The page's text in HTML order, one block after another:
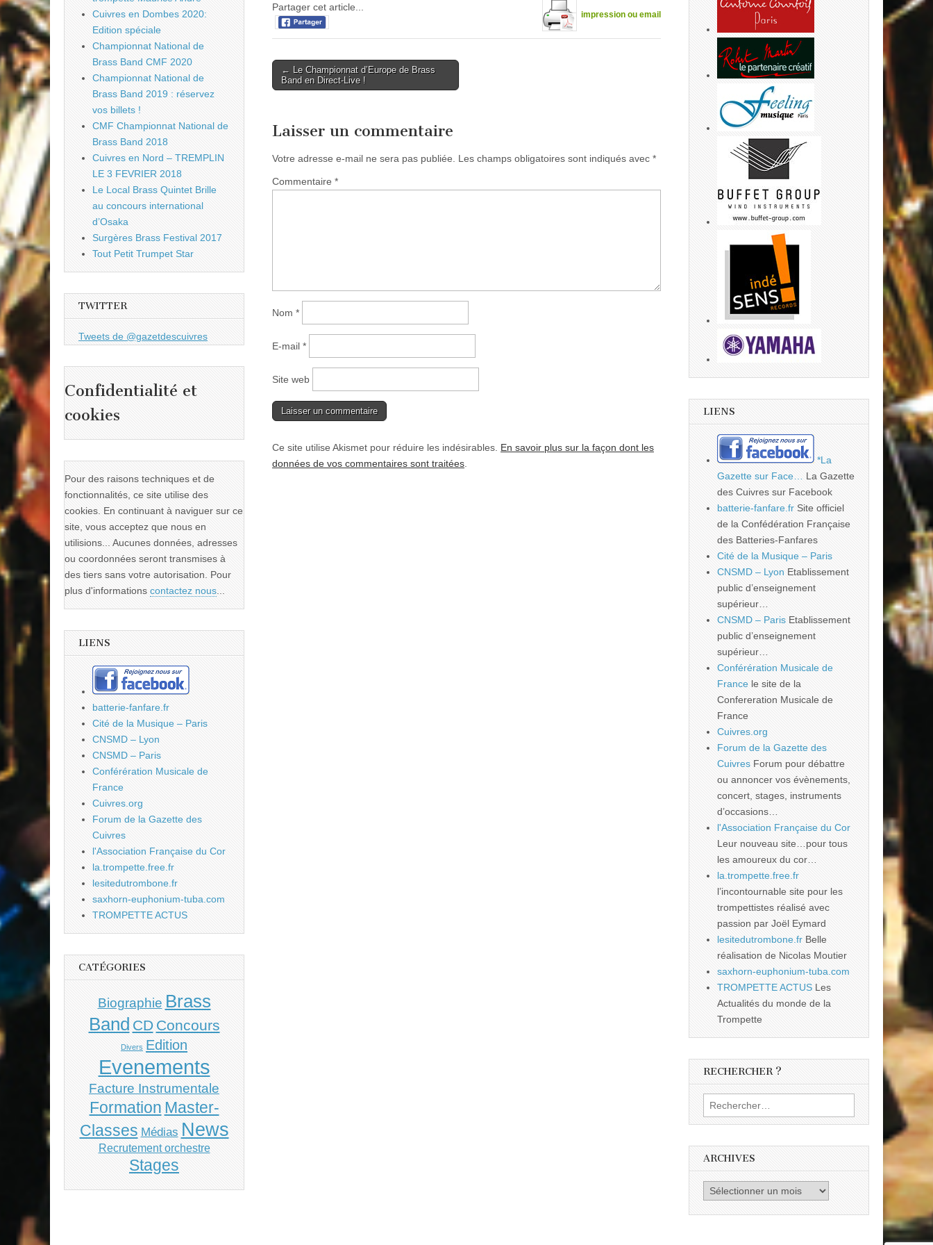
impression ou email
Partager cet article...
Post
navigation
← Le Championnat d’Europe de Brass
Band en Direct-Live !
Laisser un commentaire
Votre adresse e-mail ne sera pas publiée. Les champs obligatoires sont indiqués avec *
Commentaire *
Nom *
E-mail *
Site web
Ce site utilise Akismet pour réduire les indésirables. En savoir plus sur la façon dont les
données de vos commentaires sont traitées
Cuivres en Dombes 2020:
Edition spéciale
Championnat National de
Brass Band CMF 2020
Championnat National de
Brass Band 2019 : réservez
vos billets !
CMF Championnat National de
Brass Band 2018
Cuivres en Nord – TREMPLIN
LE 3 FEVRIER 2018
Le Local Brass Quintet Brille
au concours international
d’Osaka
Surgères Brass Festival 2017
Tout Petit Trumpet Star
TWITTER
Tweets de @gazetdescuivres
Confidentialité et
cookies
Pour des raisons techniques et de
fonctionnalités, ce site utilise des
cookies. En continuant à naviguer sur ce
site, vous acceptez que nous en
utilisions... Aucunes données, adresses
ou coordonnées seront transmises à
des tiers sans votre autorisation. Pour
plus d'informations contactez nous...
LIENS
batterie-fanfare.fr
Cité de la Musique – Paris
CNSMD – Lyon
CNSMD – Paris
Conférération Musicale de
France
Cuivres.org
Forum de la Gazette des
Cuivres
l'Association Française du Cor
la.trompette.free.fr
lesitedutrombone.fr
saxhorn-euphonium-tuba.com
TROMPETTE ACTUS
CATÉGORIES
Biographie Brass
Band CD Concours
Divers Edition
Evenements
Facture Instrumentale
Formation Master-
Classes Médias News
Recrutement orchestre
Stages
LIENS
*La
Gazette sur Face…
La Gazette
des Cuivres sur Facebook
batterie-fanfare.fr Site officiel
de la Confédération Française
des Batteries-Fanfares
Cité de la Musique – Paris
CNSMD – Lyon Etablissement
public d’enseignement
supérieur…
CNSMD – Paris Etablissement
public d’enseignement
supérieur…
Conférération Musicale de
France le site de la
Confereration Musicale de
France
Cuivres.org
Forum de la Gazette des
Cuivres Forum pour débattre
ou annoncer vos évènements,
concert, stages, instruments
d’occasions…
l'Association Française du Cor
Leur nouveau site…pour tous
les amoureux du cor…
la.trompette.free.fr
l’incontournable site pour les
trompettistes réalisé avec
passion par Joël Eymard
lesitedutrombone.fr Belle
réalisation de Nicolas Moutier
saxhorn-euphonium-tuba.com
TROMPETTE ACTUS Les
Actualités du monde de la
Trompette
RECHERCHER ?
Rechercher :
ARCHIVES
Archives